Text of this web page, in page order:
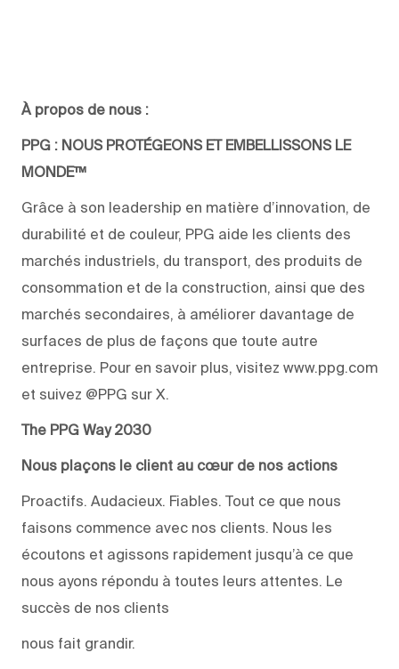
À propos de nous :
PPG : NOUS PROTÉGEONS ET EMBELLISSONS LE
MONDE™
Grâce à son leadership en matière d’innovation, de
durabilité et de couleur, PPG aide les clients des
marchés industriels, du transport, des produits de
consommation et de la construction, ainsi que des
marchés secondaires, à améliorer davantage de
surfaces de plus de façons que toute autre
entreprise. Pour en savoir plus, visitez www.ppg.com
et suivez @PPG sur X.
The PPG Way 2030
Nous plaçons le client au cœur de nos actions
Proactifs. Audacieux. Fiables. Tout ce que nous
faisons commence avec nos clients. Nous les
écoutons et agissons rapidement jusqu’à ce que
nous ayons répondu à toutes leurs attentes. Le
succès de nos clients
nous fait grandir.